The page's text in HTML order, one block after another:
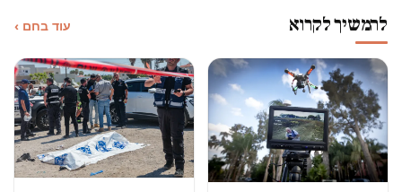
להמשיך לקרוא עוד בחם ›